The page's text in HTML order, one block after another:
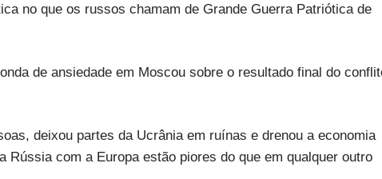
no que os russos chamam de Grande Guerra Patriótica de
de ansiedade em Moscou sobre o resultado final do
deixou partes da Ucrânia em ruínas e drenou a economia
Rússia com a Europa estão piores do que em qualquer outro